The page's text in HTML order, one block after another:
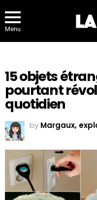
Menu
15 objets
pourtant
quotidien
by Margaux,